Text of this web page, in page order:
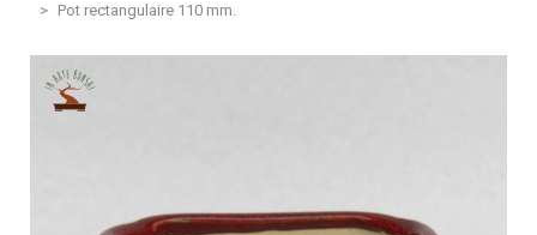
Pot rectangulaire 110 mm.